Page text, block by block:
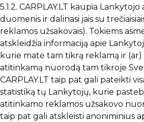
5.1.2. CARPLAY.LT kaupia
duomenis ir dalinasi jais su
reklamos užsakovais). Tokiems
atskleidžia informaciją apie
kurie matė tam tikrą reklamą ir (ar)
atitinkamą nuorodą tam tikroje
CARPLAY.LT taip pat gali pateikti
statistiką tų Lankytojų, kurie
atitinkamo reklamos užsakovo
taip pat gali atskleisti anoniminius